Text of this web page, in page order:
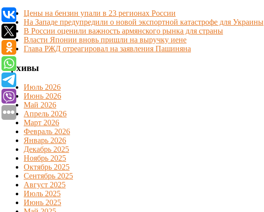
Цены на бензин упали в 23 регионах России
На Западе предупредили о новой экспортной катастрофе для Украины
В России оценили важность армянского рынка для страны
Власти Японии вновь пришли на выручку иене
Глава РЖД отреагировал на заявления Пашиняна
Архивы
Июль 2026
Июнь 2026
Май 2026
Апрель 2026
Март 2026
Февраль 2026
Январь 2026
Декабрь 2025
Ноябрь 2025
Октябрь 2025
Сентябрь 2025
Август 2025
Июль 2025
Июнь 2025